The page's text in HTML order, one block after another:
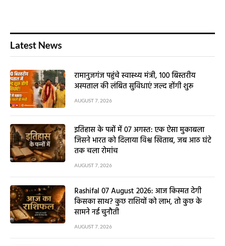
Latest News
रामानुजगंज पहुंचे स्वास्थ्य मंत्री, 100 बिस्तरीय
अस्पताल की लंबित सुविधाएं जल्द होंगी शुरू
AUGUST 7, 2026
इतिहास के पन्नों में 07 अगस्त: एक ऐसा मुकाबला
जिसने भारत को दिलाया विश्व खिताब, जब आठ घंटे
तक चला रोमांच
AUGUST 7, 2026
Rashifal 07 August 2026: आज किस्मत देगी
किसका साथ? कुछ राशियों को लाभ, तो कुछ के
सामने नई चुनौती
AUGUST 7, 2026